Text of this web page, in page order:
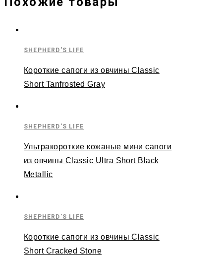
SHEPHERD'S LIFE
Короткие сапоги из овчины Classic
Short Tanfrosted Gray
SHEPHERD'S LIFE
Ультракороткие кожаные мини сапоги
из овчины Classic Ultra Short Black
Metallic
SHEPHERD'S LIFE
Короткие сапоги из овчины Classic
Short Cracked Stone